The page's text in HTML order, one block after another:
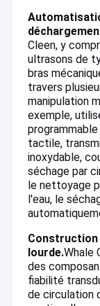
Cleen, y
ultrasons de
bras
travers
manipulation
exemple,
tactile,
inoxydable,
séchage par
le nettoyage
l'eau, le
lourde.Whale
des
fiabilité
de circulation